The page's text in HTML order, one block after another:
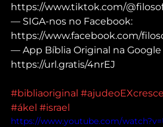
https://www.tiktok.com/
— SIGA-nos no Facebook:
https://www.facebook.com/
— App Bíblia Original na Google
https://url.gratis/4nrEJ
#bibliaoriginal
#ákel #israel
https://www.youtube.com/